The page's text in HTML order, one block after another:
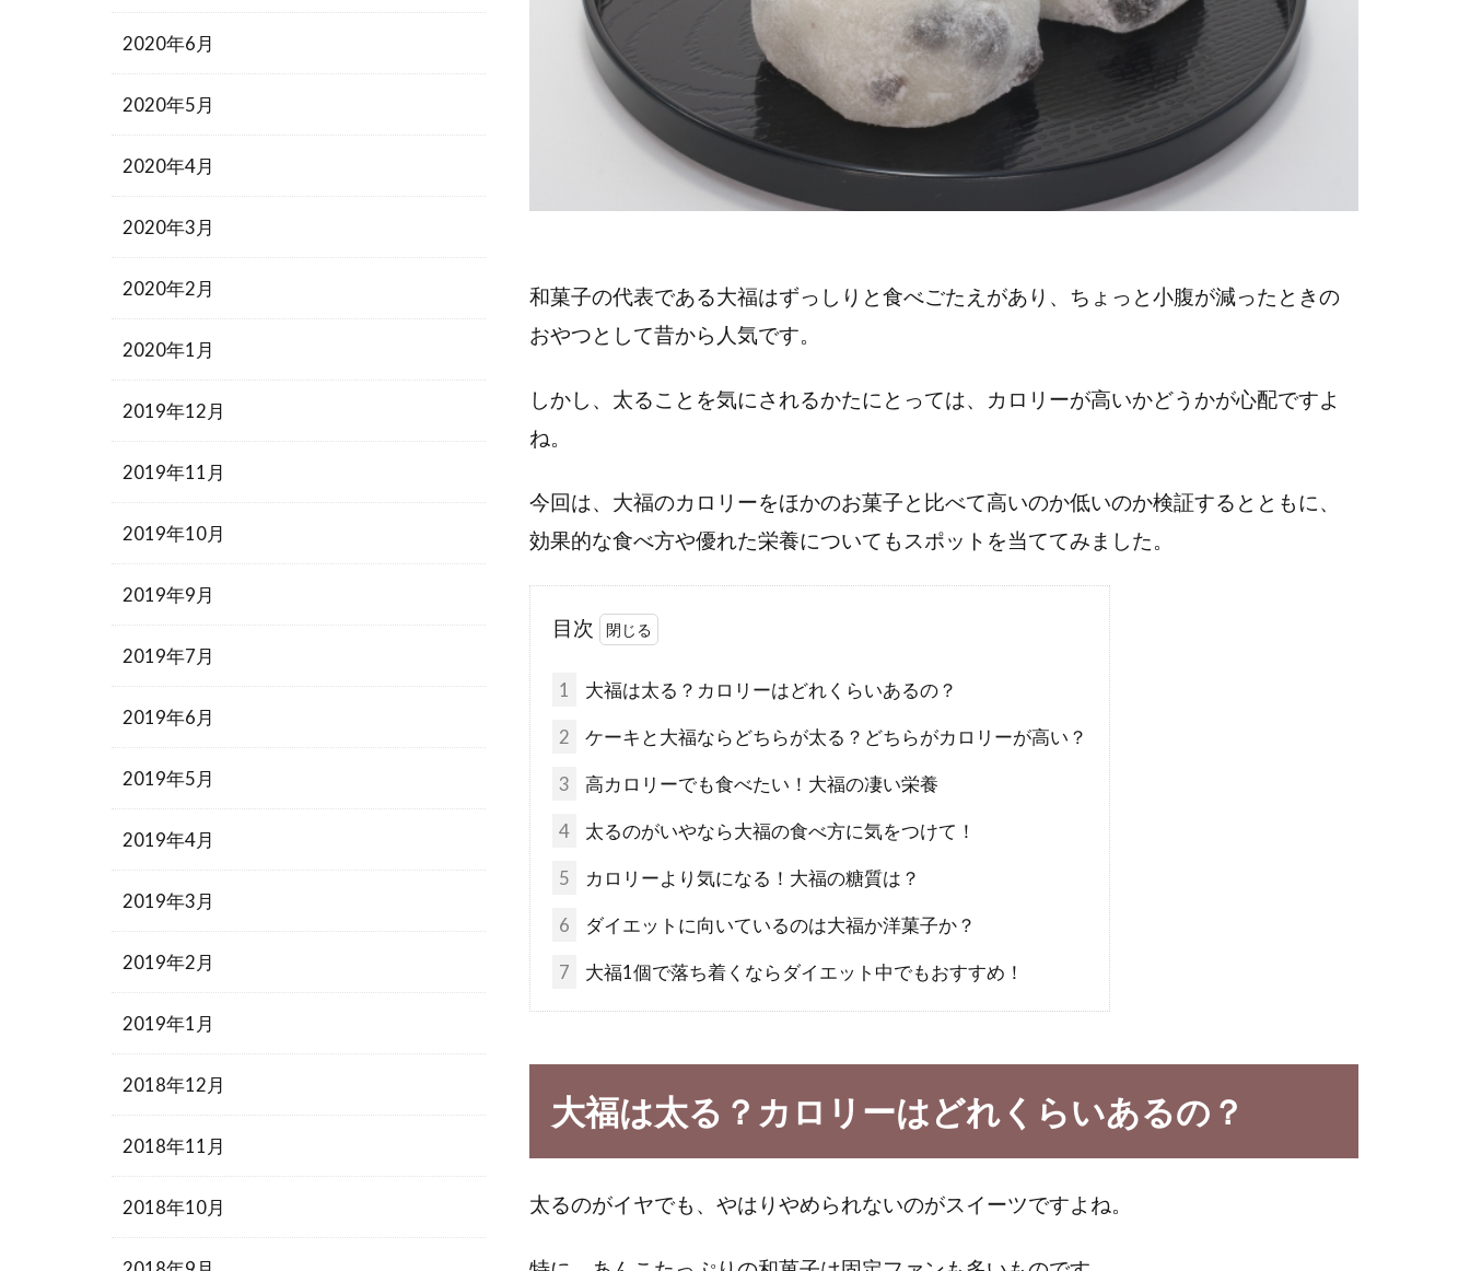
和菓子の代表である大福はずっしりと食べごたえがあり、ちょっと小腹が減ったときの
おやつとして昔から人気です。
しかし、太ることを気にされるかたにとっては、カロリーが高いかどうかが心配ですよ
ね。
今回は、大福のカロリーをほかのお菓子と比べて高いのか低いのか検証するとともに、
効果的な食べ方や優れた栄養についてもスポットを当ててみました。
目次
1 大福は太る？カロリーはどれくらいあるの？
2 ケーキと大福ならどちらが太る？どちらがカロリーが高い？
3 高カロリーでも食べたい！大福の凄い栄養
4 太るのがいやなら大福の食べ方に気をつけて！
5 カロリーより気になる！大福の糖質は？
6 ダイエットに向いているのは大福か洋菓子か？
7 大福1個で落ち着くならダイエット中でもおすすめ！
大福は太る？カロリーはどれくらいあるの？
太るのがイヤでも、やはりやめられないのがスイーツですよね。
2020年6月
2020年5月
2020年4月
2020年3月
2020年2月
2020年1月
2019年12月
2019年11月
2019年10月
2019年9月
2019年7月
2019年6月
2019年5月
2019年4月
2019年3月
2019年2月
2019年1月
2018年12月
2018年11月
2018年10月